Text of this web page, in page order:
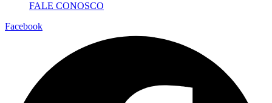
FALE CONOSCO
Facebook